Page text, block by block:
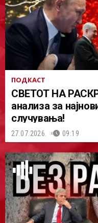
ПОДКАСТ
СВЕТОТ НА
анализа за
случувања!
27.07.2026. 09:19